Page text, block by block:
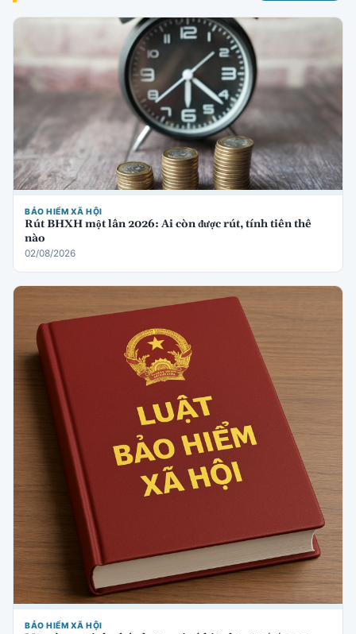
BẢO HIỂM XÃ HỘI
Rút BHXH một lần 2026: Ai còn được rút, tính tiền thế
nào
02/08/2026
BẢO HIỂM XÃ HỘI